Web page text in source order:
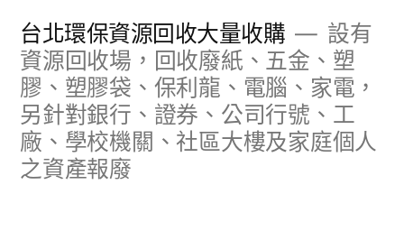
台北環保資源回收大量收購
設有
資源回收場，回收廢紙、五金、塑
膠、塑膠袋、保利龍、電腦、家電，
另針對銀行、證券、公司行號、工
廠、學校機關、社區大樓及家庭個人
之資產報廢